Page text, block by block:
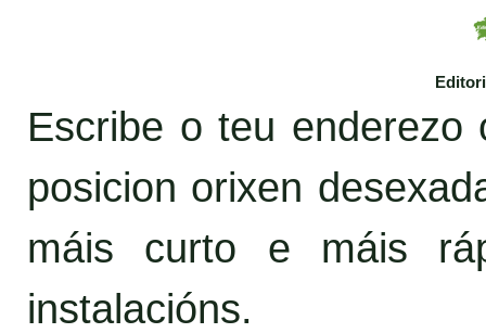
Escribe o teu
posicion orixen
máis curto e máis
instalacións.